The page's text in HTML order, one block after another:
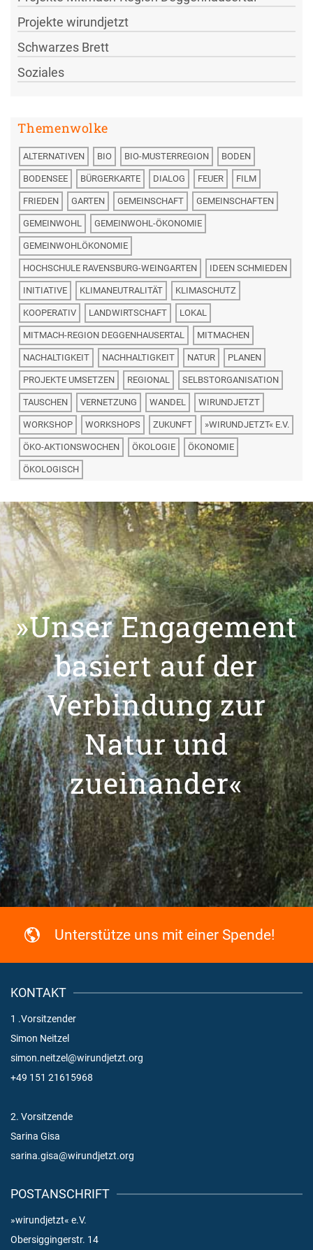
Projekte wirundjetzt
Schwarzes Brett
Soziales
Themenwolke
ALTERNATIVEN BIO BIO-MUSTERREGION BODEN
BODENSEE BÜRGERKARTE DIALOG FEUER FILM
FRIEDEN GARTEN GEMEINSCHAFT GEMEINSCHAFTEN
GEMEINWOHL GEMEINWOHL-ÖKONOMIE
GEMEINWOHLÖKONOMIE
HOCHSCHULE RAVENSBURG-WEINGARTEN IDEEN SCHMIEDEN
INITIATIVE KLIMANEUTRALITÄT KLIMASCHUTZ
KOOPERATIV LANDWIRTSCHAFT LOKAL
MITMACH-REGION DEGGENHAUSERTAL MITMACHEN
NACHALTIGKEIT NACHHALTIGKEIT NATUR PLANEN
PROJEKTE UMSETZEN REGIONAL SELBSTORGANISATION
TAUSCHEN VERNETZUNG WANDEL WIRUNDJETZT
WORKSHOP WORKSHOPS ZUKUNFT »WIRUNDJETZT« E.V.
ÖKO-AKTIONSWOCHEN ÖKOLOGIE ÖKONOMIE
ÖKOLOGISCH
»Unser Engagement
basiert auf der
Verbindung zur
Natur und
zueinander«
Unterstütze uns mit einer Spende!
KONTAKT
1 .Vorsitzender
Simon Neitzel
simon.neitzel@wirundjetzt.org
+49 151 21615968
2. Vorsitzende
Sarina Gisa
sarina.gisa@wirundjetzt.org
POSTANSCHRIFT
»wirundjetzt« e.V.
Obersiggingerstr. 14